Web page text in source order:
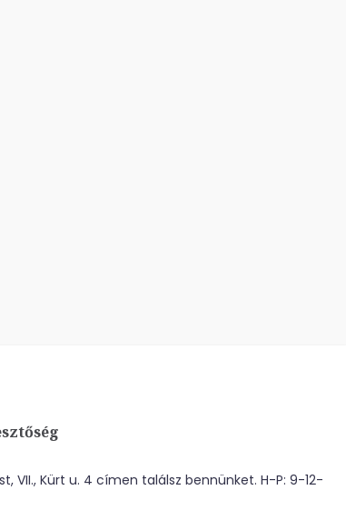
VII., Kürt u. 4 címen találsz bennünket. H-P: 9-12-